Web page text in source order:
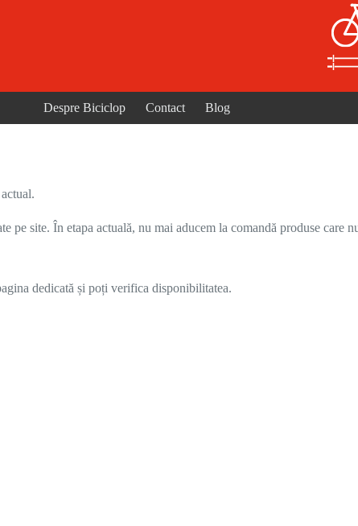
Despre Biciclop Contact Blog
site. În etapa actuală, nu mai aducem la comandă produse care
dedicată și poți verifica disponibilitatea.